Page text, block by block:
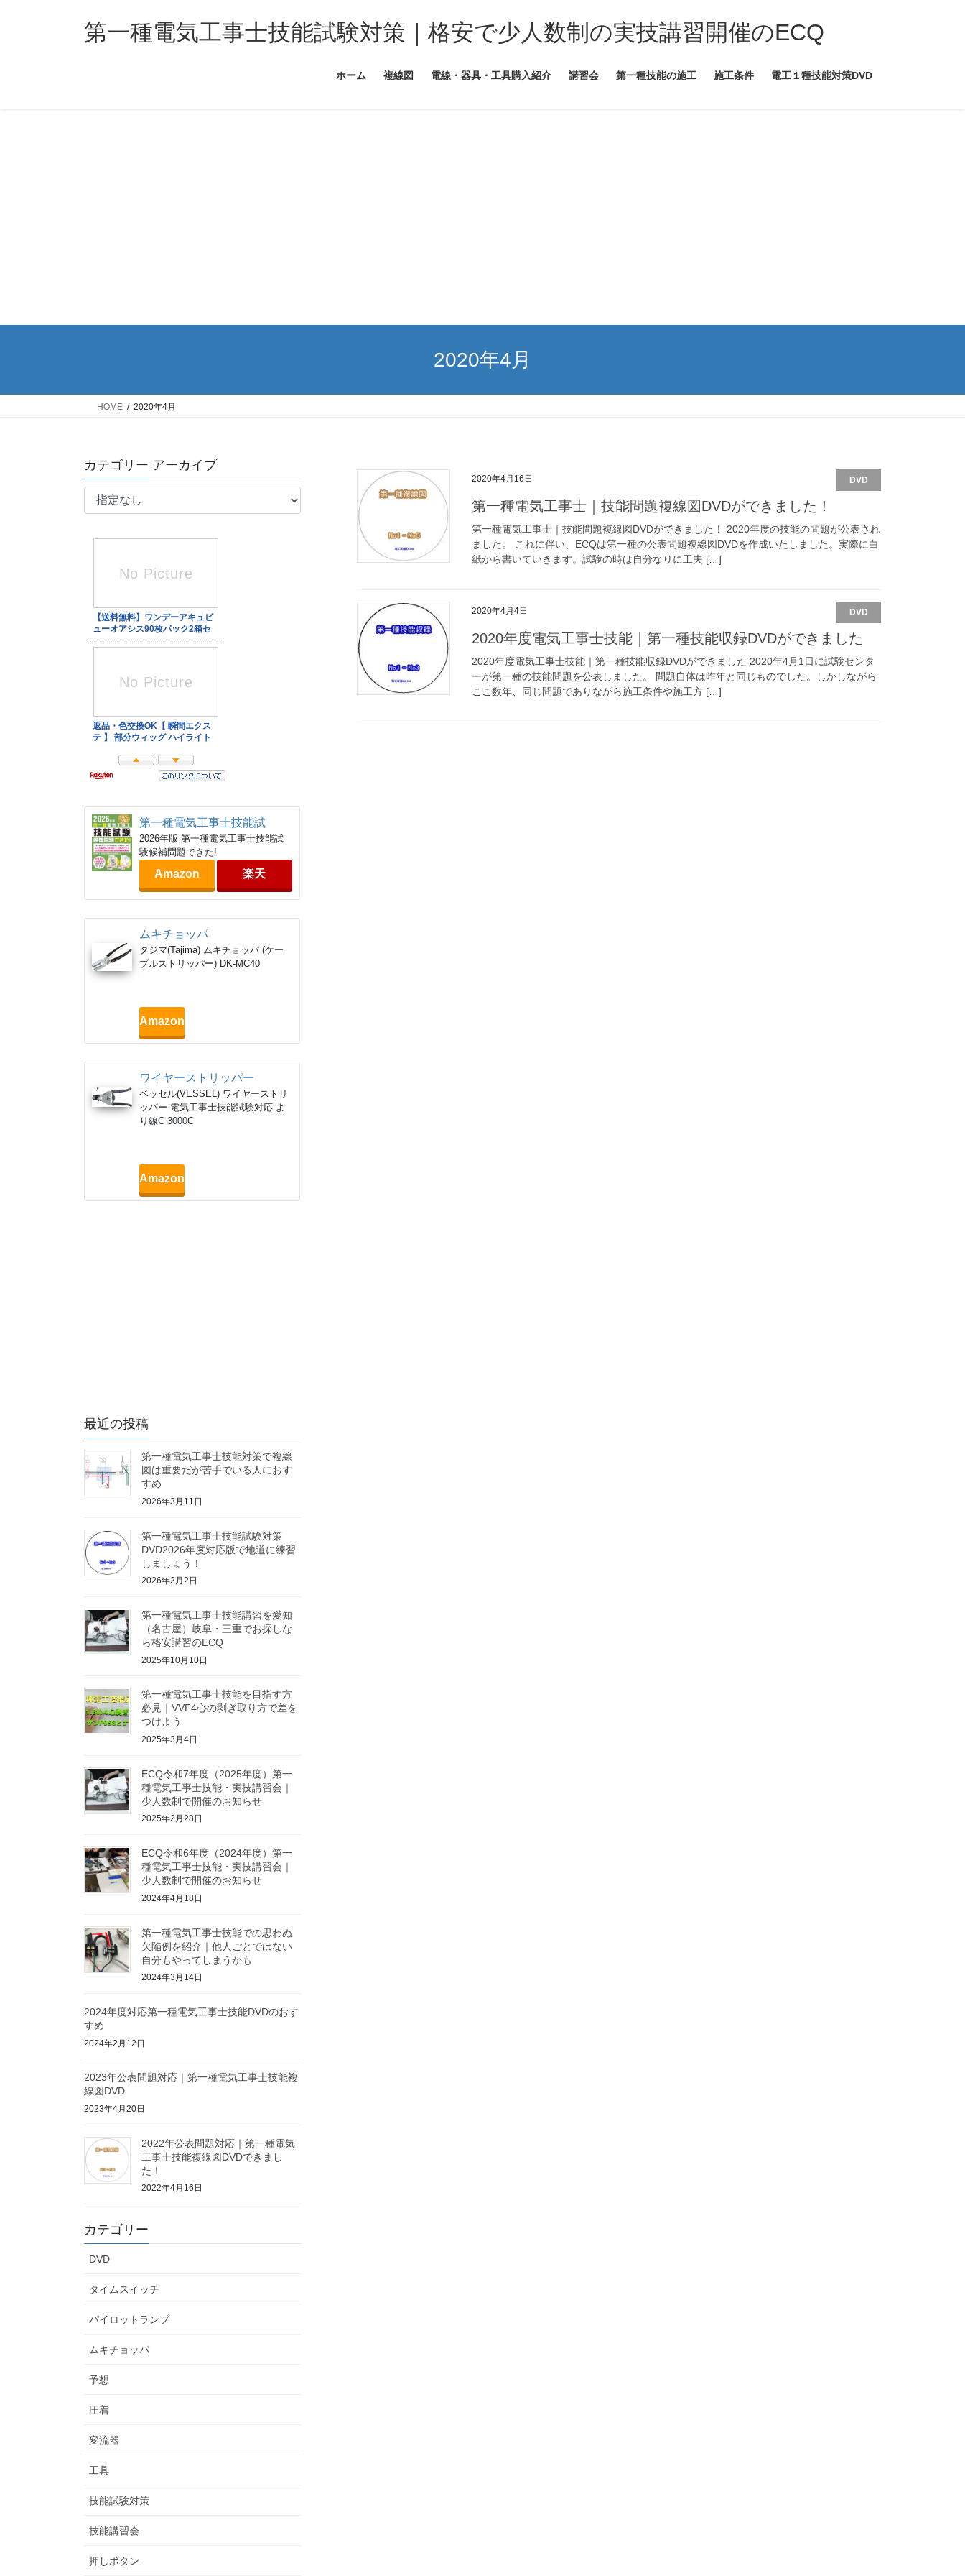
第一種電気工事士技能試験対策｜格安で少人数制の実技講習開催のECQ
ホーム 複線図 電線・器具・工具購入紹介 講習会 第一種技能の施工 施工条件 電工１種技能対策DVD
2020年4月
HOME 2020年4月
2020年4月16日 DVD
第一種電気工事士｜技能問題複線図DVDができました！
第一種電気工事士｜技能問題複線図DVDができました！ 2020年度の技能の問題が公表され
ました。 これに伴い、ECQは第一種の公表問題複線図DVDを作成いたしました。実際に白
紙から書いていきます。試験の時は自分なりに工夫 […]
2020年4月4日 DVD
2020年度電気工事士技能｜第一種技能収録DVDができました
2020年度電気工事士技能｜第一種技能収録DVDができました 2020年4月1日に試験センタ
ーが第一種の技能問題を公表しました。 問題自体は昨年と同じものでした。しかしながら
ここ数年、同じ問題でありながら施工条件や施工方 […]
カテゴリー アーカイブ
第一種電気工事士技能試
2026年版 第一種電気工事士技能試
験候補問題できた!
Amazon 楽天
ムキチョッパ
タジマ(Tajima) ムキチョッパ (ケー
ブルストリッパー) DK-MC40
Amazon
ワイヤーストリッパー
ベッセル(VESSEL) ワイヤーストリ
ッパー 電気工事士技能試験対応 よ
り線C 3000C
Amazon
最近の投稿
第一種電気工事士技能対策で複線
図は重要だが苦手でいる人におす
すめ
2026年3月11日
第一種電気工事士技能試験対策
DVD2026年度対応版で地道に練習
しましょう！
2026年2月2日
第一種電気工事士技能講習を愛知
（名古屋）岐阜・三重でお探しな
ら格安講習のECQ
2025年10月10日
第一種電気工事士技能を目指す方
必見｜VVF4心の剥ぎ取り方で差を
つけよう
2025年3月4日
ECQ令和7年度（2025年度）第一
種電気工事士技能・実技講習会｜
少人数制で開催のお知らせ
2025年2月28日
ECQ令和6年度（2024年度）第一
種電気工事士技能・実技講習会｜
少人数制で開催のお知らせ
2024年4月18日
第一種電気工事士技能での思わぬ
欠陥例を紹介｜他人ごとではない
自分もやってしまうかも
2024年3月14日
2024年度対応第一種電気工事士技能DVDのおす
すめ
2024年2月12日
2023年公表問題対応｜第一種電気工事士技能複
線図DVD
2023年4月20日
2022年公表問題対応｜第一種電気
工事士技能複線図DVDできまし
た！
2022年4月16日
カテゴリー
DVD
タイムスイッチ
パイロットランプ
ムキチョッパ
予想
圧着
変流器
工具
技能試験対策
技能講習会
押しボタン